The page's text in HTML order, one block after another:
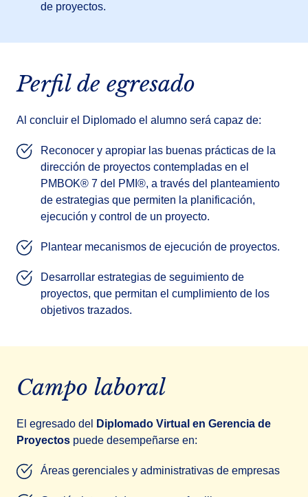
de proyectos.
Perfil de egresado
Al concluir el Diplomado el alumno será capaz de:
Reconocer y apropiar las buenas prácticas de la
dirección de proyectos contempladas en el
PMBOK® 7 del PMI®, a través del planteamiento
de estrategias que permiten la planificación,
ejecución y control de un proyecto.
Plantear mecanismos de ejecución de proyectos.
Desarrollar estrategias de seguimiento de
proyectos, que permitan el cumplimiento de los
objetivos trazados.
Campo laboral
El egresado del
Diplomado Virtual en Gerencia de
Proyectos puede desempeñarse en:
Áreas gerenciales y administrativas de empresas